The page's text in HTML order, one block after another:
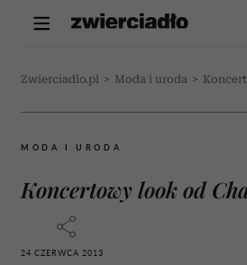
Zwierciadlo.pl > Moda i uroda >
MODA I URODA
Koncertowy look od
24 CZERWCA 2013